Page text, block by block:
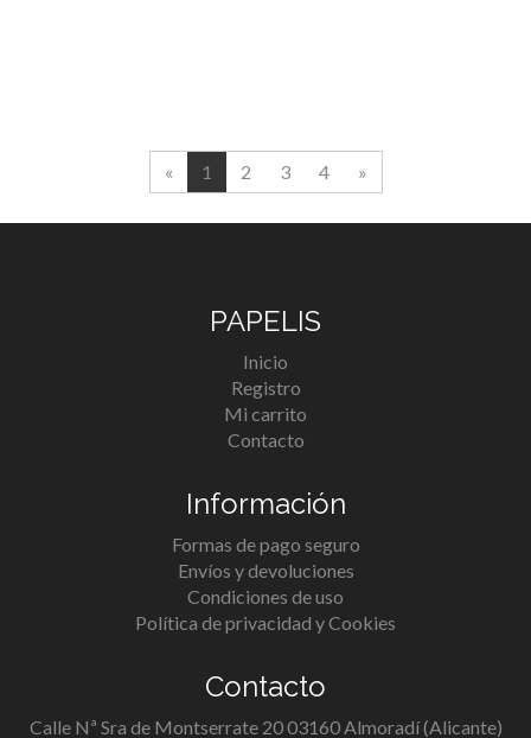
« 1 2 3 4 »
PAPELIS
Inicio
Registro
Mi carrito
Contacto
Información
Formas de pago seguro
Envíos y devoluciones
Condiciones de uso
Política de privacidad y Cookies
Contacto
Calle Nª Sra de Montserrate 20 03160 Almoradí (Alicante)